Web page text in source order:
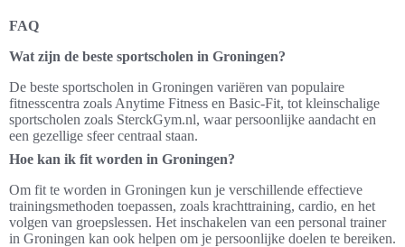
FAQ
Wat zijn de beste sportscholen in Groningen?
De beste sportscholen in Groningen variëren van populaire
fitnesscentra zoals Anytime Fitness en Basic-Fit, tot kleinschalige
sportscholen zoals SterckGym.nl, waar persoonlijke aandacht en
een gezellige sfeer centraal staan.
Hoe kan ik fit worden in Groningen?
Om fit te worden in Groningen kun je verschillende effectieve
trainingsmethoden toepassen, zoals krachttraining, cardio, en het
volgen van groepslessen. Het inschakelen van een personal trainer
in Groningen kan ook helpen om je persoonlijke doelen te bereiken.